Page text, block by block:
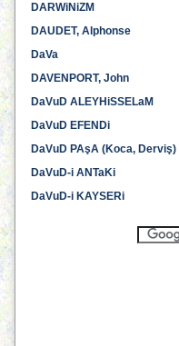
DARWiNiZM
DAUDET, Alphonse
DaVa
DAVENPORT, John
DaVuD ALEYHiSSELaM
DaVuD EFENDi
DaVuD PAşA (Koca, Derviş)
DaVuD-i ANTaKi
DaVuD-i KAYSERi